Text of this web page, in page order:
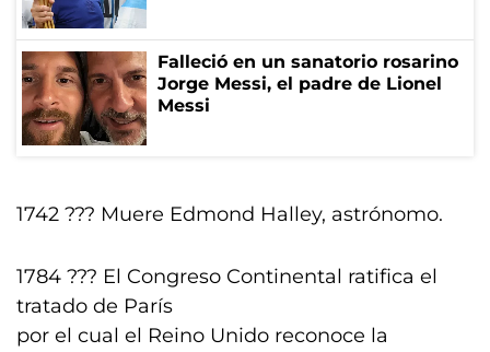
Falleció en un sanatorio rosarino
Jorge Messi, el padre de Lionel
Messi
1742 ??? Muere Edmond Halley, astrónomo.
1784 ??? El Congreso Continental ratifica el
tratado de París
por el cual el Reino Unido reconoce la